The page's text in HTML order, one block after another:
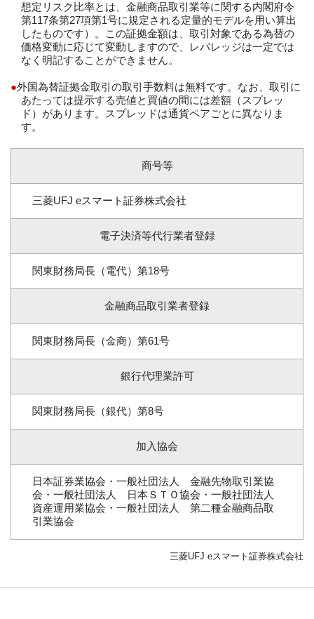
想定リスク比率とは、金融商品取引業等に関する内閣府令
第117条第27項第1号に規定される定量的モデルを用い算出
したものです）。この証拠金額は、取引対象である為替の
価格変動に応じて変動しますので、レバレッジは一定では
なく明記することができません。
外国為替証拠金取引の取引手数料は無料です。なお、取引に
あたっては提示する売値と買値の間には差額（スプレッ
ド）があります。スプレッドは通貨ペアごとに異なりま
す。
商号等
三菱UFJ eスマート証券株式会社
電子決済等代行業者登録
関東財務局長（電代）第18号
金融商品取引業者登録
関東財務局長（金商）第61号
銀行代理業許可
関東財務局長（銀代）第8号
加入協会
日本証券業協会・一般社団法人 金融先物取引業協
会・一般社団法人 日本ＳＴＯ協会・一般社団法人
資産運用業協会・一般社団法人 第二種金融商品取
引業協会
三菱UFJ eスマート証券株式会社